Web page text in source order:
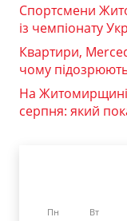
Спортсмени
із чемпіонату
Квартири,
чому
На Житомирщині
серпня: який
Пн Вт